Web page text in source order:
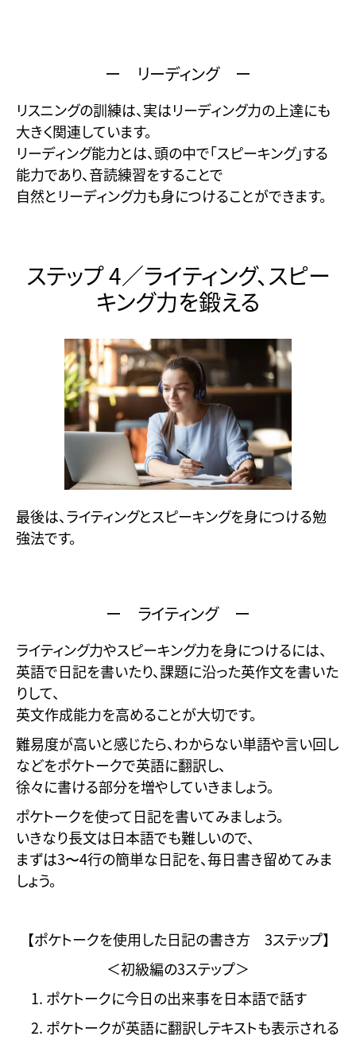
ー リーディング ー
リスニングの訓練は、実はリーディング力の上達にも
大きく関連しています。
リーディング能力とは、頭の中で「スピーキング」する
能力であり、音読練習をすることで
自然とリーディング力も身につけることができます。
ステップ 4／ライティング、スピー
キング力を鍛える
最後は、ライティングとスピーキングを身につける勉
強法です。
ー ライティング ー
ライティング力やスピーキング力を身につけるには、
英語で日記を書いたり、課題に沿った英作文を書いた
りして、
英文作成能力を高めることが大切です。
難易度が高いと感じたら、わからない単語や言い回し
などをポケトークで英語に翻訳し、
徐々に書ける部分を増やしていきましょう。
ポケトークを使って日記を書いてみましょう。
いきなり長文は日本語でも難しいので、
まずは3〜4行の簡単な日記を、毎日書き留めてみま
しょう。
【ポケトークを使用した日記の書き方 3ステップ】
＜初級編の3ステップ＞
ポケトークに今日の出来事を日本語で話す
ポケトークが英語に翻訳しテキストも表示される